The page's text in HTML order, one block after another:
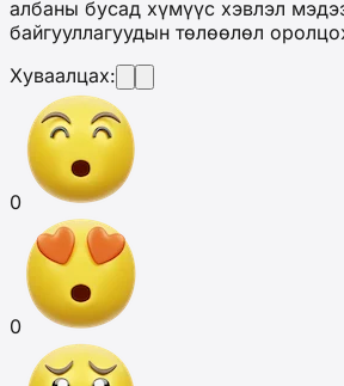
албаны бусад хүмүүс хэвлэл
байгууллагуудын төлөөлөл
Хуваалцах:
0
0